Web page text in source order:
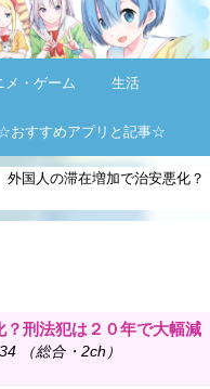
メ・ゲーム 生活
おすすめアプリと記事☆
外国人の滞在増加で治安悪化？
刑法犯は２０年で大幅減
（総合・2ch）